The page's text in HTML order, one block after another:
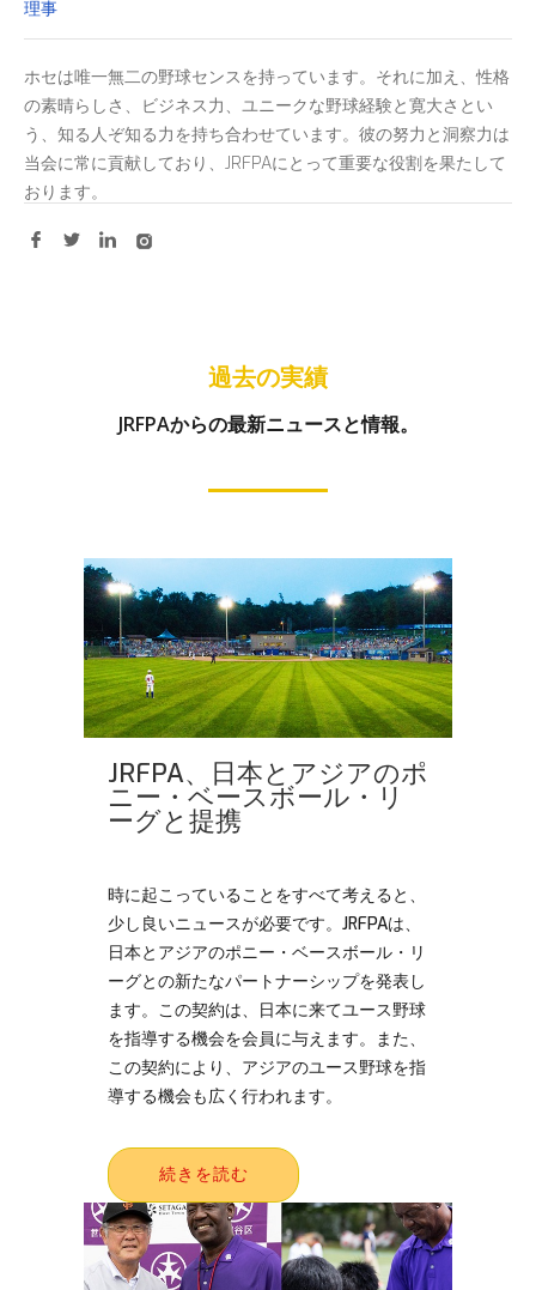
理事
ホセは唯一無二の野球センスを持っています。それに加え、性格
の素晴らしさ、ビジネス力、ユニークな野球経験と寛大さとい
う、知る人ぞ知る力を持ち合わせています。彼の努力と洞察力は
当会に常に貢献しており、JRFPAにとって重要な役割を果たして
おります。
過去の実績
JRFPAからの最新ニュースと情報。
JRFPA、日本とアジアのポ
ニー・ベースボール・リ
ーグと提携
時に起こっていることをすべて考えると、
少し良いニュースが必要です。JRFPAは、
日本とアジアのポニー・ベースボール・リ
ーグとの新たなパートナーシップを発表し
ます。この契約は、日本に来てユース野球
を指導する機会を会員に与えます。また、
この契約により、アジアのユース野球を指
導する機会も広く行われます。
続きを読む